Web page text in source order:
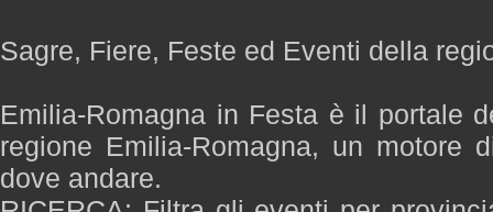
Sagre, Fiere, Feste ed Eventi della
Emilia-Romagna in Festa è il portale
regione Emilia-Romagna, un motore
dove andare.